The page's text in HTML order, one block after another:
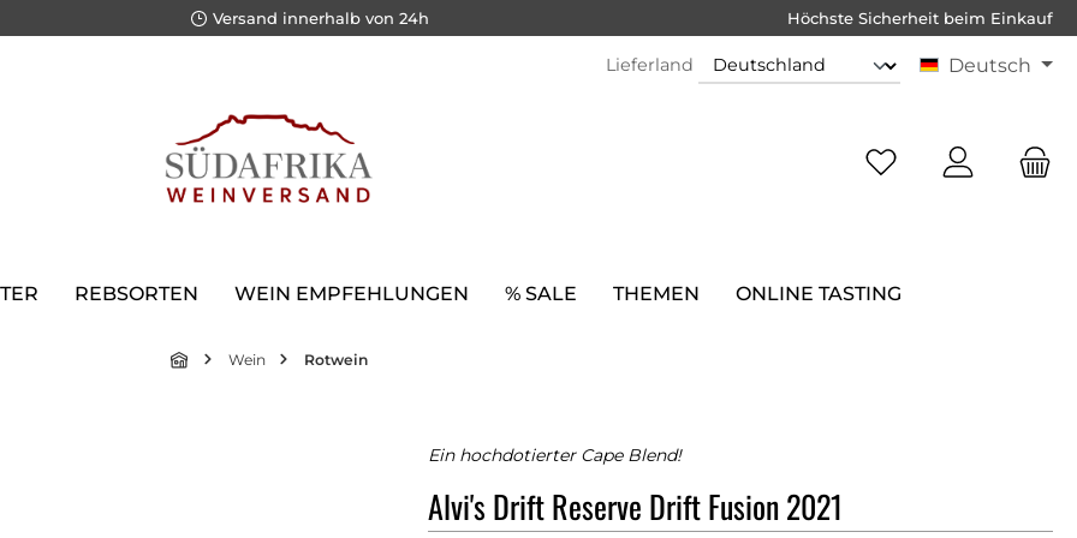
Versand innerhalb von 24h Höchste Sicherheit beim Einkauf
Lieferland Deutsch
REBSORTEN WEIN EMPFEHLUNGEN % SALE THEMEN ONLINE TASTING
Wein Rotwein
Ein hochdotierter Cape Blend!
Alvi's Drift Reserve Drift Fusion 2021